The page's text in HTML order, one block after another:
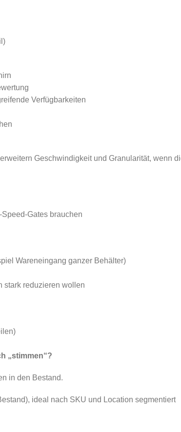
Verfügbarkeiten
Geschwindigkeit und Granularität, wenn
Gates brauchen
Wareneingang ganzer Behälter)
stark reduzieren wollen
„stimmen“?
in den Bestand.
ideal nach SKU und Location segmentiert